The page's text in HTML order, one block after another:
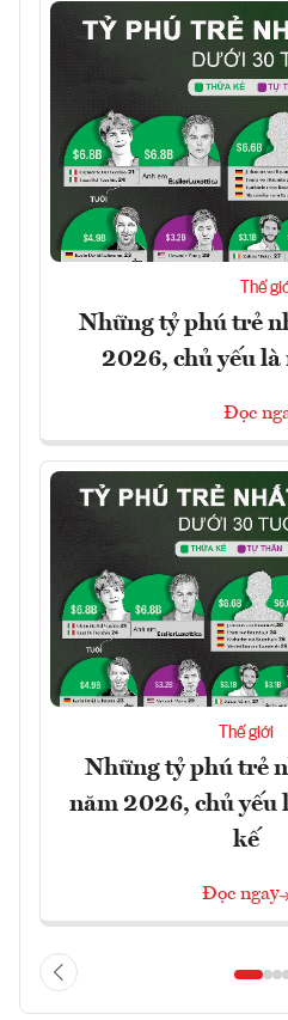
Thế
Những tỷ phú trẻ
2026, chủ yếu
Đọc
Thế giới
Những tỷ phú trẻ
năm 2026, chủ yếu
kế
Đọc ngay